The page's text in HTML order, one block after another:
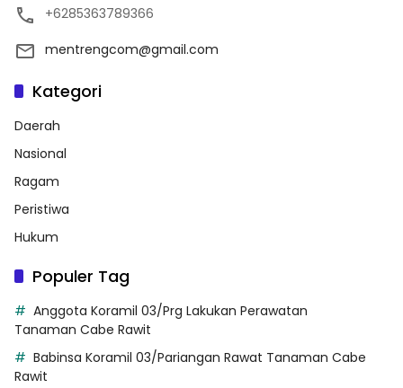
+6285363789366
mentrengcom@gmail.com
Kategori
Daerah
Nasional
Ragam
Peristiwa
Hukum
Populer Tag
Anggota Koramil 03/Prg Lakukan Perawatan
Tanaman Cabe Rawit
Babinsa Koramil 03/Pariangan Rawat Tanaman Cabe
Rawit